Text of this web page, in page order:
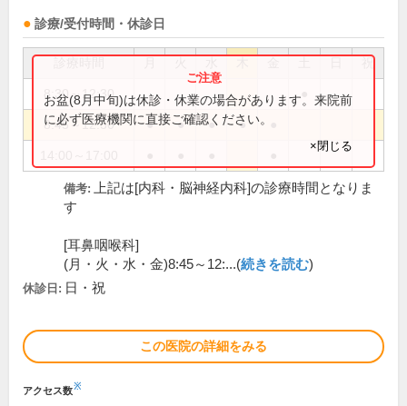
診療/受付時間・休診日
祝
8:30～12:30
8:45～12:30 ● ● ● ●
お盆(8月中旬)は休診・休業の場合があります。来院前
に必ず医療機関に直接ご確認ください。
×閉じる
備考:
上記は[内科・脳神経内科]の診療時間となりま
す
[耳鼻咽喉科]
(月・火・水・金)8:45～12:...(続きを読む)
休診日: 日・祝
この医院の詳細をみる
アクセス数※